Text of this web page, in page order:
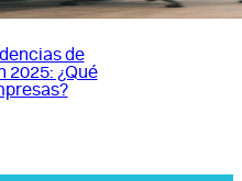
de
2025: ¿Qué